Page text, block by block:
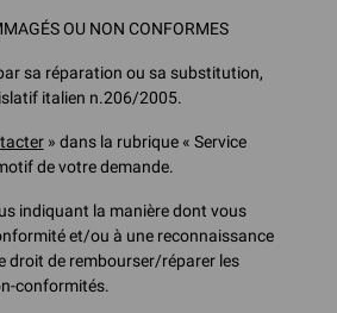
OU NON CONFORMES
sa réparation ou sa substitution,
italien n.206/2005.
» dans la rubrique « Service
de votre demande.
indiquant la manière dont vous
et/ou à une reconnaissance
droit de rembourser/réparer les
conformités.